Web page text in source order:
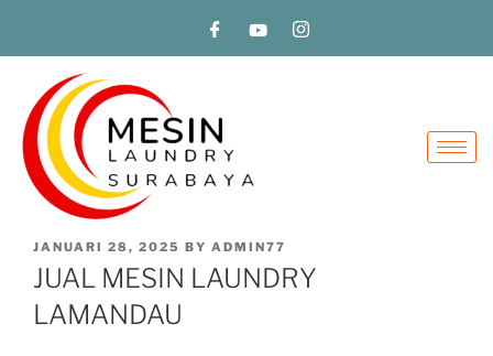
JANUARI 28, 2025 BY ADMIN77
JUAL MESIN LAUNDRY
LAMANDAU